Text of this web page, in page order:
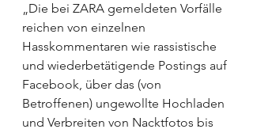
„Die bei ZARA gemeldeten Vorfälle
reichen von einzelnen
Hasskommentaren wie rassistische
und wiederbetätigende Postings auf
Facebook, über das (von
Betroffenen) ungewollte Hochladen
und Verbreiten von Nacktfotos bis